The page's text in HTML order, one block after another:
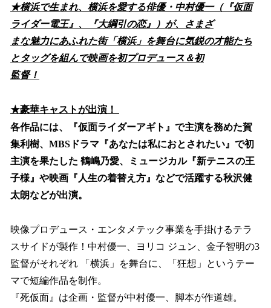
★横浜で生まれ、横浜を愛する俳優・中村優一（『仮面
ライダー電王』、『大綱引の恋』）が、さまざ
まな魅力にあふれた街「横浜」を舞台に気鋭の才能たち
とタッグを組んで映画を初プロデュース＆初
監督！
★豪華キャストが出演！
各作品には、『仮面ライダーアギト』で主演を務めた賀
集利樹、MBSドラマ『あなたは私におとされたい』で初
主演を果たした 鶴嶋乃愛、ミュージカル『新テニスの王
子様』や映画『人生の着替え方』などで活躍する秋沢健
太朗などが出演。
映像プロデュース・エンタメテック事業を手掛けるテラ
スサイドが製作！中村優一、ヨリコ ジュン、金子智明の3
監督がそれぞれ 「横浜」を舞台に、「狂想」というテー
マで短編作品を制作。
『死仮面』は企画・監督が中村優一、脚本が作道雄。